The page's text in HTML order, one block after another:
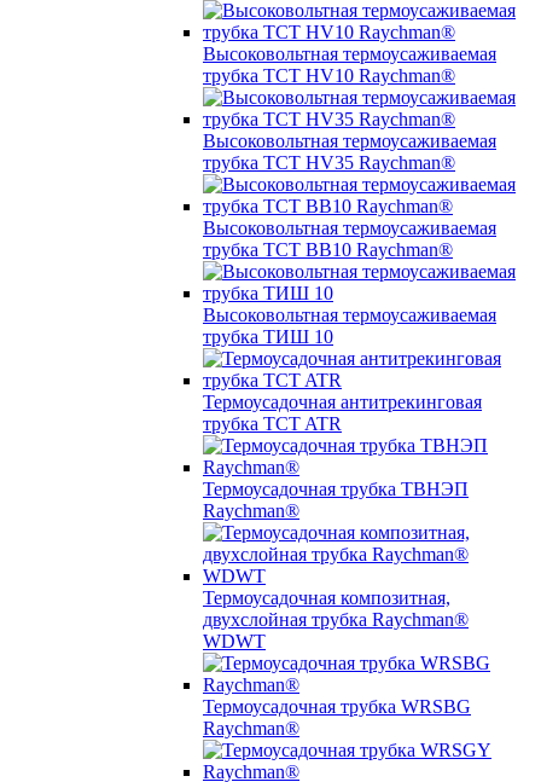
Высоковольтная термоусаживаемая
трубка TCT HV10 Raychman®
Высоковольтная термоусаживаемая
трубка TCT HV35 Raychman®
Высоковольтная термоусаживаемая
трубка TCT BB10 Raychman®
Высоковольтная термоусаживаемая
трубка ТИШ 10
Термоусадочная антитрекинговая
трубка TCT ATR
Термоусадочная трубка ТВНЭП
Raychman®
Термоусадочная композитная,
двухслойная трубка Raychman®
WDWT
Термоусадочная трубка WRSBG
Raychman®